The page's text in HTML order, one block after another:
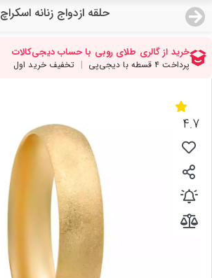
حلقه ازدواج زنانه اسکراچ
منو
صفحه اصلی
دسته بندی محصولات
نمایندگی ها
مجله روبی
درباره ما
4.7